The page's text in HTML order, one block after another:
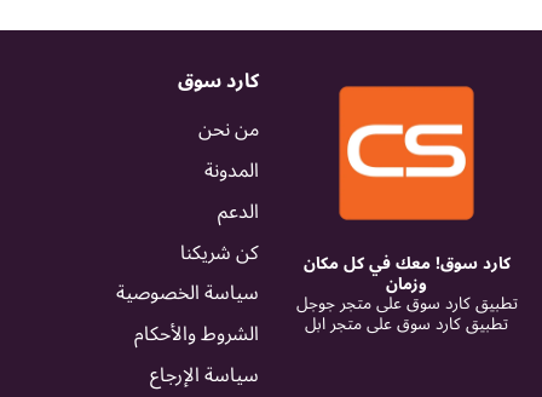
كارد سوق! معك في كل مكان
وزمان
تطبيق كارد سوق على متجر جوجل
تطبيق كارد سوق على متجر ابل
كارد سوق
من نحن
المدونة
الدعم
كن شريكنا
سياسة الخصوصية
الشروط والأحكام
سياسة الإرجاع